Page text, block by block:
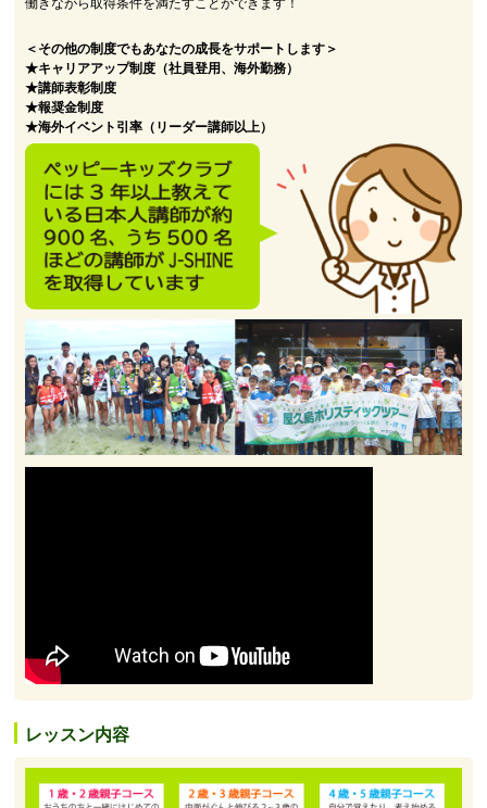
働きながら取得条件を満たすことができます！
＜その他の制度でもあなたの成長をサポートします＞
★キャリアアップ制度（社員登用、海外勤務）
★講師表彰制度
★報奨金制度
★海外イベント引率（リーダー講師以上）
レッスン内容